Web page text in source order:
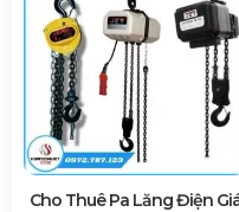
Cho Thuê Pa Lăng Điện